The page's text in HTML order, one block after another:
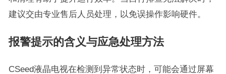
建议交由专业售后人员处理，以免误操作影响硬件。
报警提示的含义与应急处理方法
CSeed液晶电视在检测到异常状态时，可能会通过屏幕